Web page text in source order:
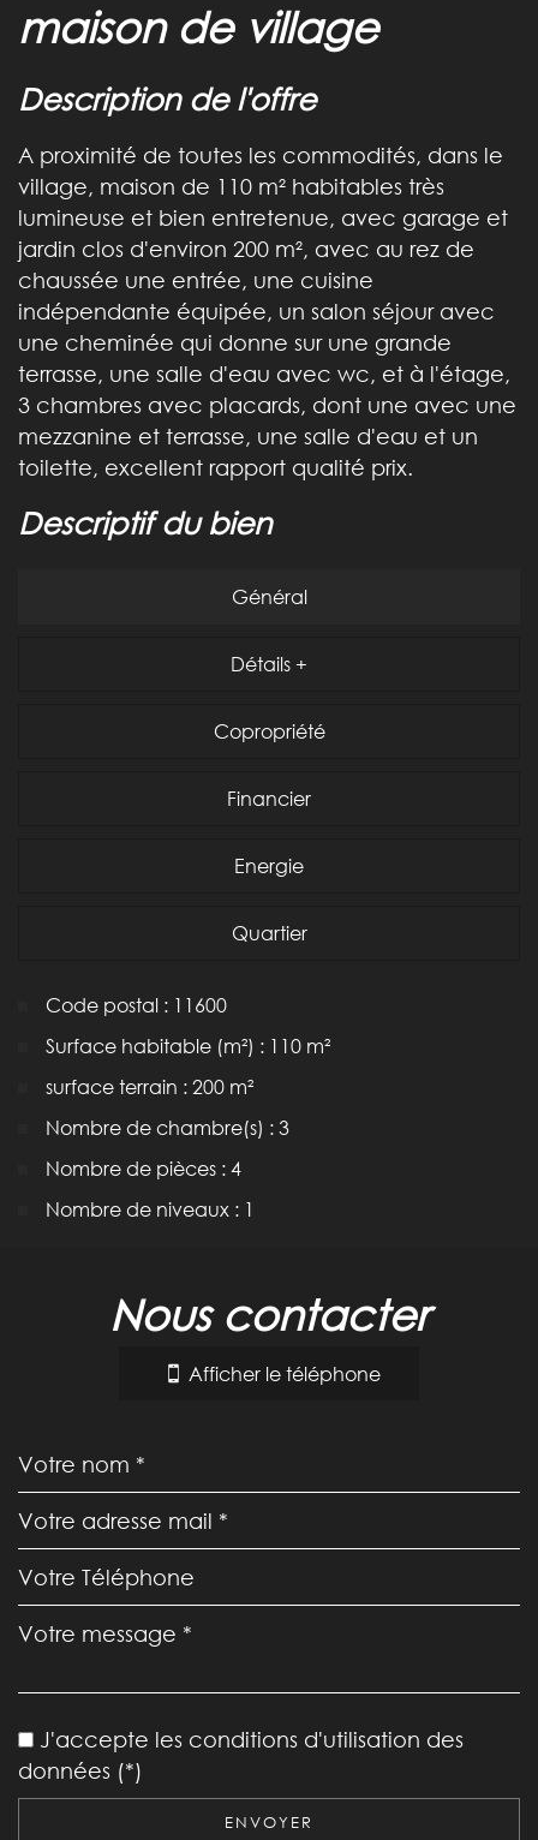
maison de village
description de l'offre
A proximité de toutes les commodités, dans le
village, maison de 110 m² habitables très
lumineuse et bien entretenue, avec garage et
jardin clos d'environ 200 m², avec au rez de
chaussée une entrée, une cuisine
indépendante équipée, un salon séjour avec
une cheminée qui donne sur une grande
terrasse, une salle d'eau avec wc, et à l'étage,
3 chambres avec placards, dont une avec une
mezzanine et terrasse, une salle d'eau et un
toilette, excellent rapport qualité prix.
descriptif du bien
Général
Détails +
Copropriété
Financier
Energie
Quartier
Code postal : 11600
Surface habitable (m²) : 110 m²
surface terrain : 200 m²
Nombre de chambre(s) : 3
Nombre de pièces : 4
Nombre de niveaux : 1
École maternelle
École primaire
Bureau de poste
nous contacter
Afficher le téléphone
J'accepte les conditions d'utilisation des
données (*)
ENVOYER